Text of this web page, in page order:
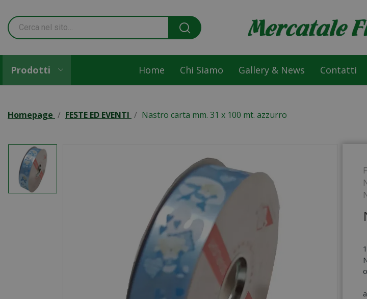
Prodotti Home Chi Siamo Gallery & News Contatti
Homepage FESTE ED EVENTI Nastro carta mm. 31 x 100 mt. azzurro